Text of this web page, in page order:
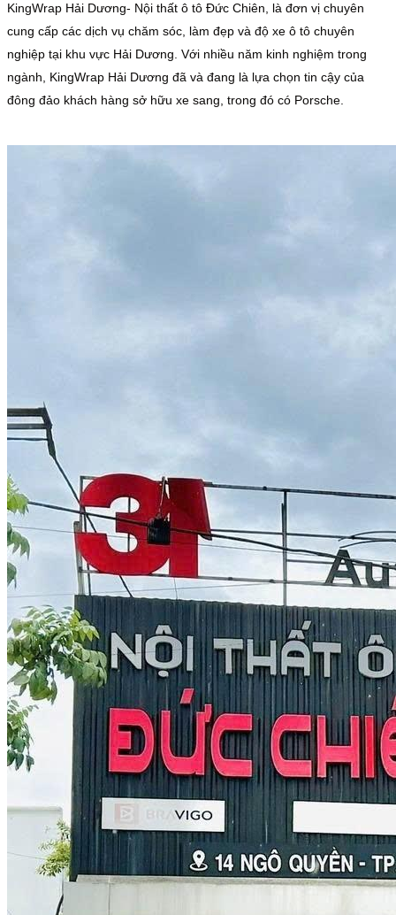
KingWrap Hải Dương- Nội thất ô tô Đức Chiên, là đơn vị chuyên
cung cấp các dịch vụ chăm sóc, làm đẹp và độ xe ô tô chuyên
nghiệp tại khu vực Hải Dương. Với nhiều năm kinh nghiệm trong
ngành, KingWrap Hải Dương đã và đang là lựa chọn tin cậy của
đông đảo khách hàng sở hữu xe sang, trong đó có Porsche.